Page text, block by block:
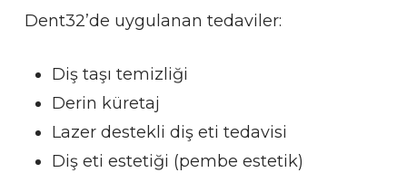
Dent32’de uygulanan tedaviler:
Diş taşı temizliği
Derin küretaj
Lazer destekli diş eti tedavisi
Diş eti estetiği (pembe estetik)